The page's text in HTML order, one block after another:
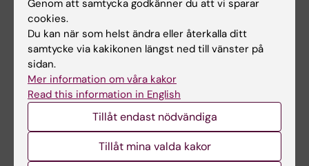
amyotrophic
lateral sclerosis
: an
approach
Ulf Kläppe
psychological
stress in
amyotrophic
lateral sclerosis
https://hdl.handle.net/
Genom att samtycka godkänner du att vi sparar
cookies.
Du kan när som helst ändra eller återkalla ditt
samtycke via kakikonen längst ned till vänster på
sidan.
Mer information om våra kakor
Read this information in English
Tillåt endast nödvändiga
Tillåt mina valda kakor